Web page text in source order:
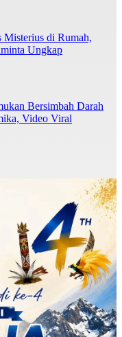
Misterius di Rumah,
Ungkap
Bersimbah Darah
Video Viral